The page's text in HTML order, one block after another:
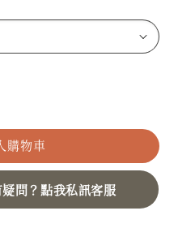
購物車
問？點我私訊客服